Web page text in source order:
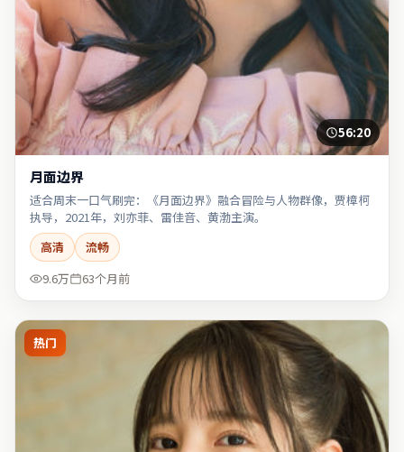
56:20
月面边界
适合周末一口气刷完：《月面边界》融合冒险与人物群像，贾樟柯
执导，2021年，刘亦菲、雷佳音、黄渤主演。
高清
流畅
9.6万
63个月前
热门